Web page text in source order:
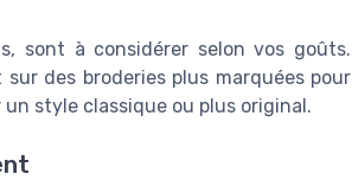
sont à considérer selon vos goûts.
des broderies plus marquées pour
style classique ou plus original.